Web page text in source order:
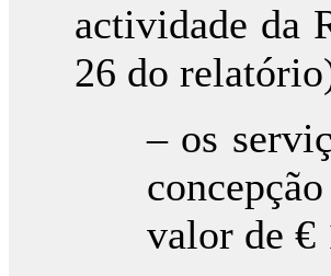
actividade da
26 do
– os
valor de €